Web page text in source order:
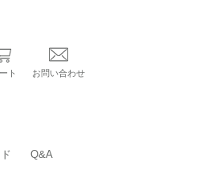
ト お問い合わせ
Q&A